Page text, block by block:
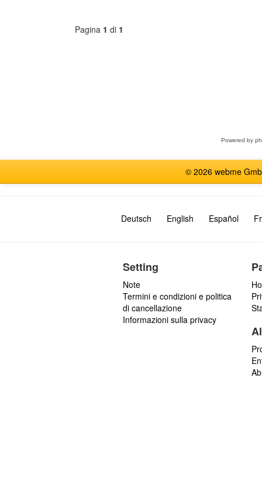
Pagina 1 di 1
Powered by
© 2026 webme
Deutsch English Español
Setting
Note
Termini e condizioni e politica
di cancellazione
Informazioni sulla privacy